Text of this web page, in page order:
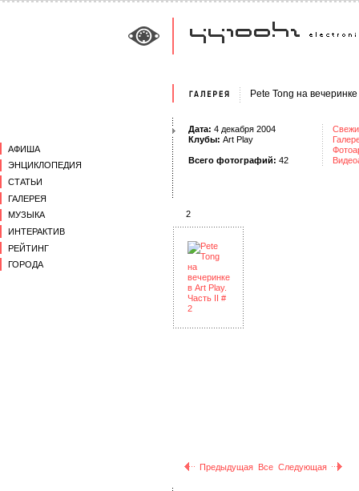
АФИША
ЭНЦИКЛОПЕДИЯ
СТАТЬИ
ГАЛЕРЕЯ
МУЗЫКА
ИНТЕРАКТИВ
РЕЙТИНГ
ГОРОДА
Pete Tong на
Дата: 4 декабря 2004
Клубы: Art Play
Всего фотографий: 42
2
Предыдущая Все Следующая